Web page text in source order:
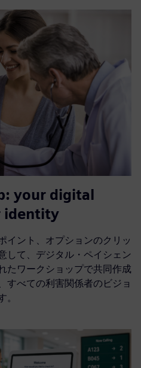
your digital
identity
イント、オプションのクリッ
して、デジタル・ペイシェン
たワークショップで共同作成
すべての利害関係者のビジョ
。